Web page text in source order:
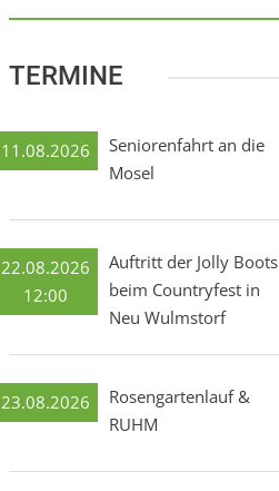
TERMINE
11.08.2026
Seniorenfahrt an die
Mosel
22.08.2026
12:00
Auftritt der Jolly Boots
beim Countryfest in
Neu Wulmstorf
23.08.2026
Rosengartenlauf &
RUHM